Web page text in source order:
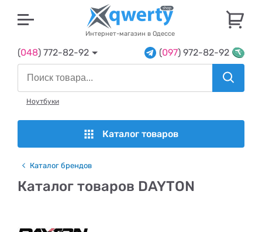
Интернет-магазин в Одессе
(048) 772-82-92 (097) 972-82-92
Ноутбуки
Каталог товаров
Каталог брендов
Каталог товаров DAYTON